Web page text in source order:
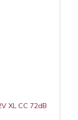
XL CC 72dB